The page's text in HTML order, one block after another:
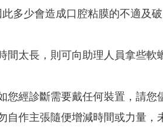
多少會造成口腔粘膜的不適及
太長，則可向助理人員拿些軟
經診斷需要戴任何裝置，請您
作主張隨便增減時間或力量，